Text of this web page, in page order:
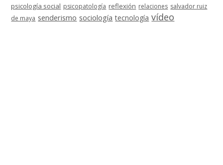
psicología social psicopatología reflexión relaciones salvador ruiz
de maya senderismo sociología tecnología vídeo